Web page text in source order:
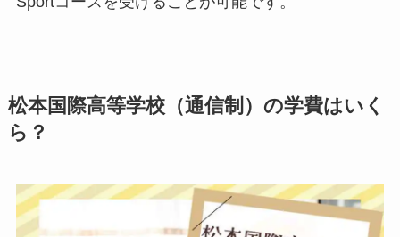
松本国際高等学校（通信制）の学費はいく
ら？